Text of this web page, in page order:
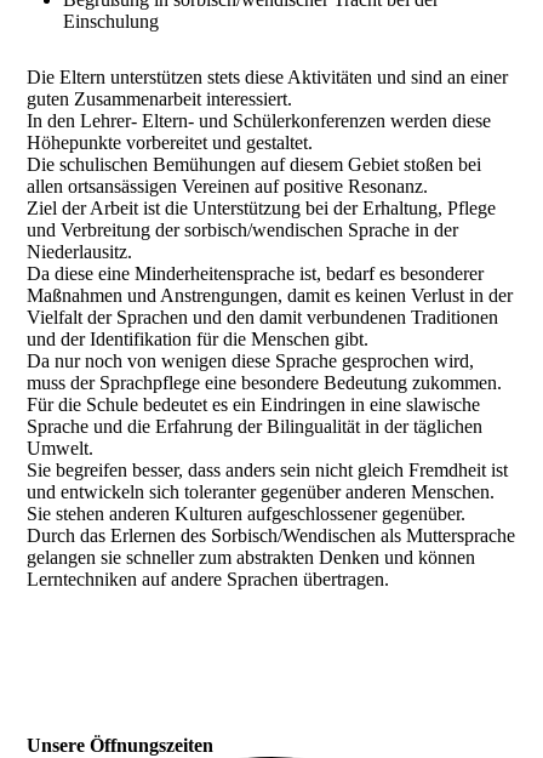
Einschulung
Die Eltern unterstützen stets diese Aktivitäten und sind an einer
guten Zusammenarbeit interessiert.
In den Lehrer- Eltern- und Schülerkonferenzen werden diese
Höhepunkte vorbereitet und gestaltet.
Die schulischen Bemühungen auf diesem Gebiet stoßen bei
allen ortsansässigen Vereinen auf positive Resonanz.
Ziel der Arbeit ist die Unterstützung bei der Erhaltung, Pflege
und Verbreitung der sorbisch/wendischen Sprache in der
Niederlausitz.
Da diese eine Minderheitensprache ist, bedarf es besonderer
Maßnahmen und Anstrengungen, damit es keinen Verlust in der
Vielfalt der Sprachen und den damit verbundenen Traditionen
und der Identifikation für die Menschen gibt.
Da nur noch von wenigen diese Sprache gesprochen wird,
muss der Sprachpflege eine besondere Bedeutung zukommen.
Für die Schule bedeutet es ein Eindringen in eine slawische
Sprache und die Erfahrung der Bilingualität in der täglichen
Umwelt.
Sie begreifen besser, dass anders sein nicht gleich Fremdheit ist
und entwickeln sich toleranter gegenüber anderen Menschen.
Sie stehen anderen Kulturen aufgeschlossener gegenüber.
Durch das Erlernen des Sorbisch/Wendischen als Muttersprache
gelangen sie schneller zum abstrakten Denken und können
Lerntechniken auf andere Sprachen übertragen.
Unsere Öffnungszeiten